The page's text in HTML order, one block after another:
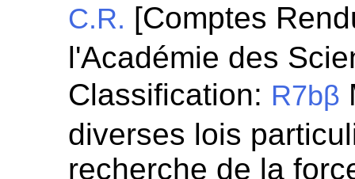
C.R. [Comptes
l'Académie des
Classification: R7bβ
diverses lois
recherche de la